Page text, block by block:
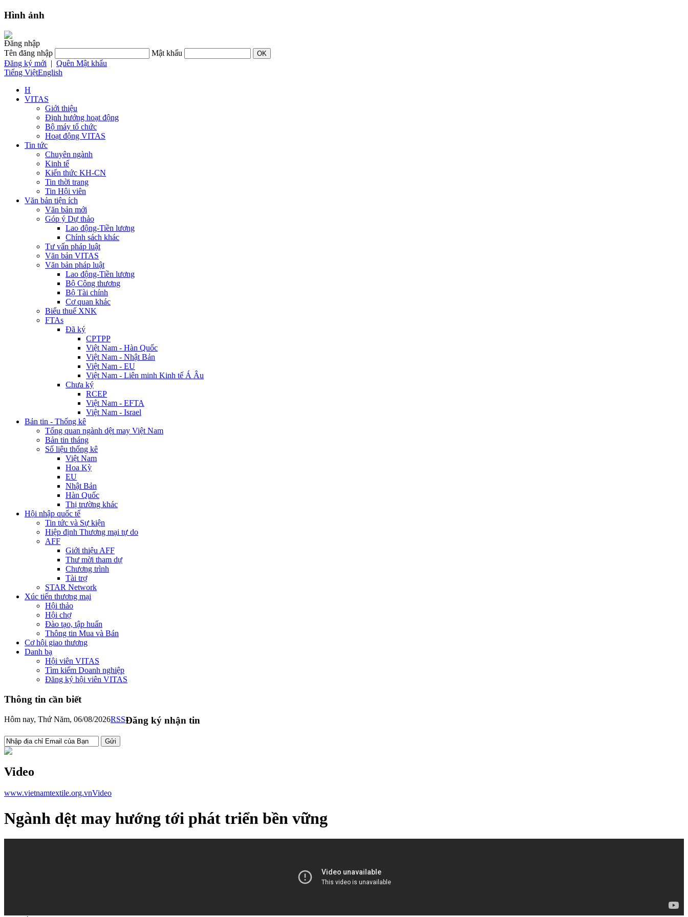
Hình ảnh
Đăng nhập
Tên đăng nhập
Mật khẩu
Đăng ký mới | Quên Mật khẩu
Tiếng ViệtEnglish
H
VITAS
Giới thiệu
Định hướng hoạt động
Bộ máy tổ chức
Hoạt động VITAS
Tin tức
Chuyên ngành
Kinh tế
Kiến thức KH-CN
Tin thời trang
Tin Hội viên
Văn bản tiện ích
Văn bản mới
Góp ý Dự thảo
Lao động-Tiền lương
Chính sách khác
Tư vấn pháp luật
Văn bản VITAS
Văn bản pháp luật
Lao động-Tiền lương
Bộ Công thương
Bộ Tài chính
Cơ quan khác
Biểu thuế XNK
FTAs
Đã ký
CPTPP
Việt Nam - Hàn Quốc
Việt Nam - Nhật Bản
Việt Nam - EU
Việt Nam - Liên minh Kinh tế Á Âu
Chưa ký
RCEP
Việt Nam - EFTA
Việt Nam - Israel
Bản tin - Thống kê
Tổng quan ngành dệt may Việt Nam
Bản tin tháng
Số liệu thống kê
Việt Nam
Hoa Kỳ
EU
Nhật Bản
Hàn Quốc
Thị trường khác
Hội nhập quốc tế
Tin tức và Sự kiện
Hiệp định Thương mại tự do
AFF
Giới thiệu AFF
Thư mời tham dự
Chương trình
Tài trợ
STAR Network
Xúc tiến thương mại
Hội thảo
Hội chợ
Đào tạo, tập huấn
Thông tin Mua và Bán
Cơ hội giao thương
Danh bạ
Hội viên VITAS
Tìm kiếm Doanh nghiệp
Đăng ký hội viên VITAS
Thông tin cần biết
Hôm nay, Thứ Năm, 06/08/2026RSSĐăng ký nhận tin
Video
www.vietnamtextile.org.vnVideo
Ngành dệt may hướng tới phát triển bền vững